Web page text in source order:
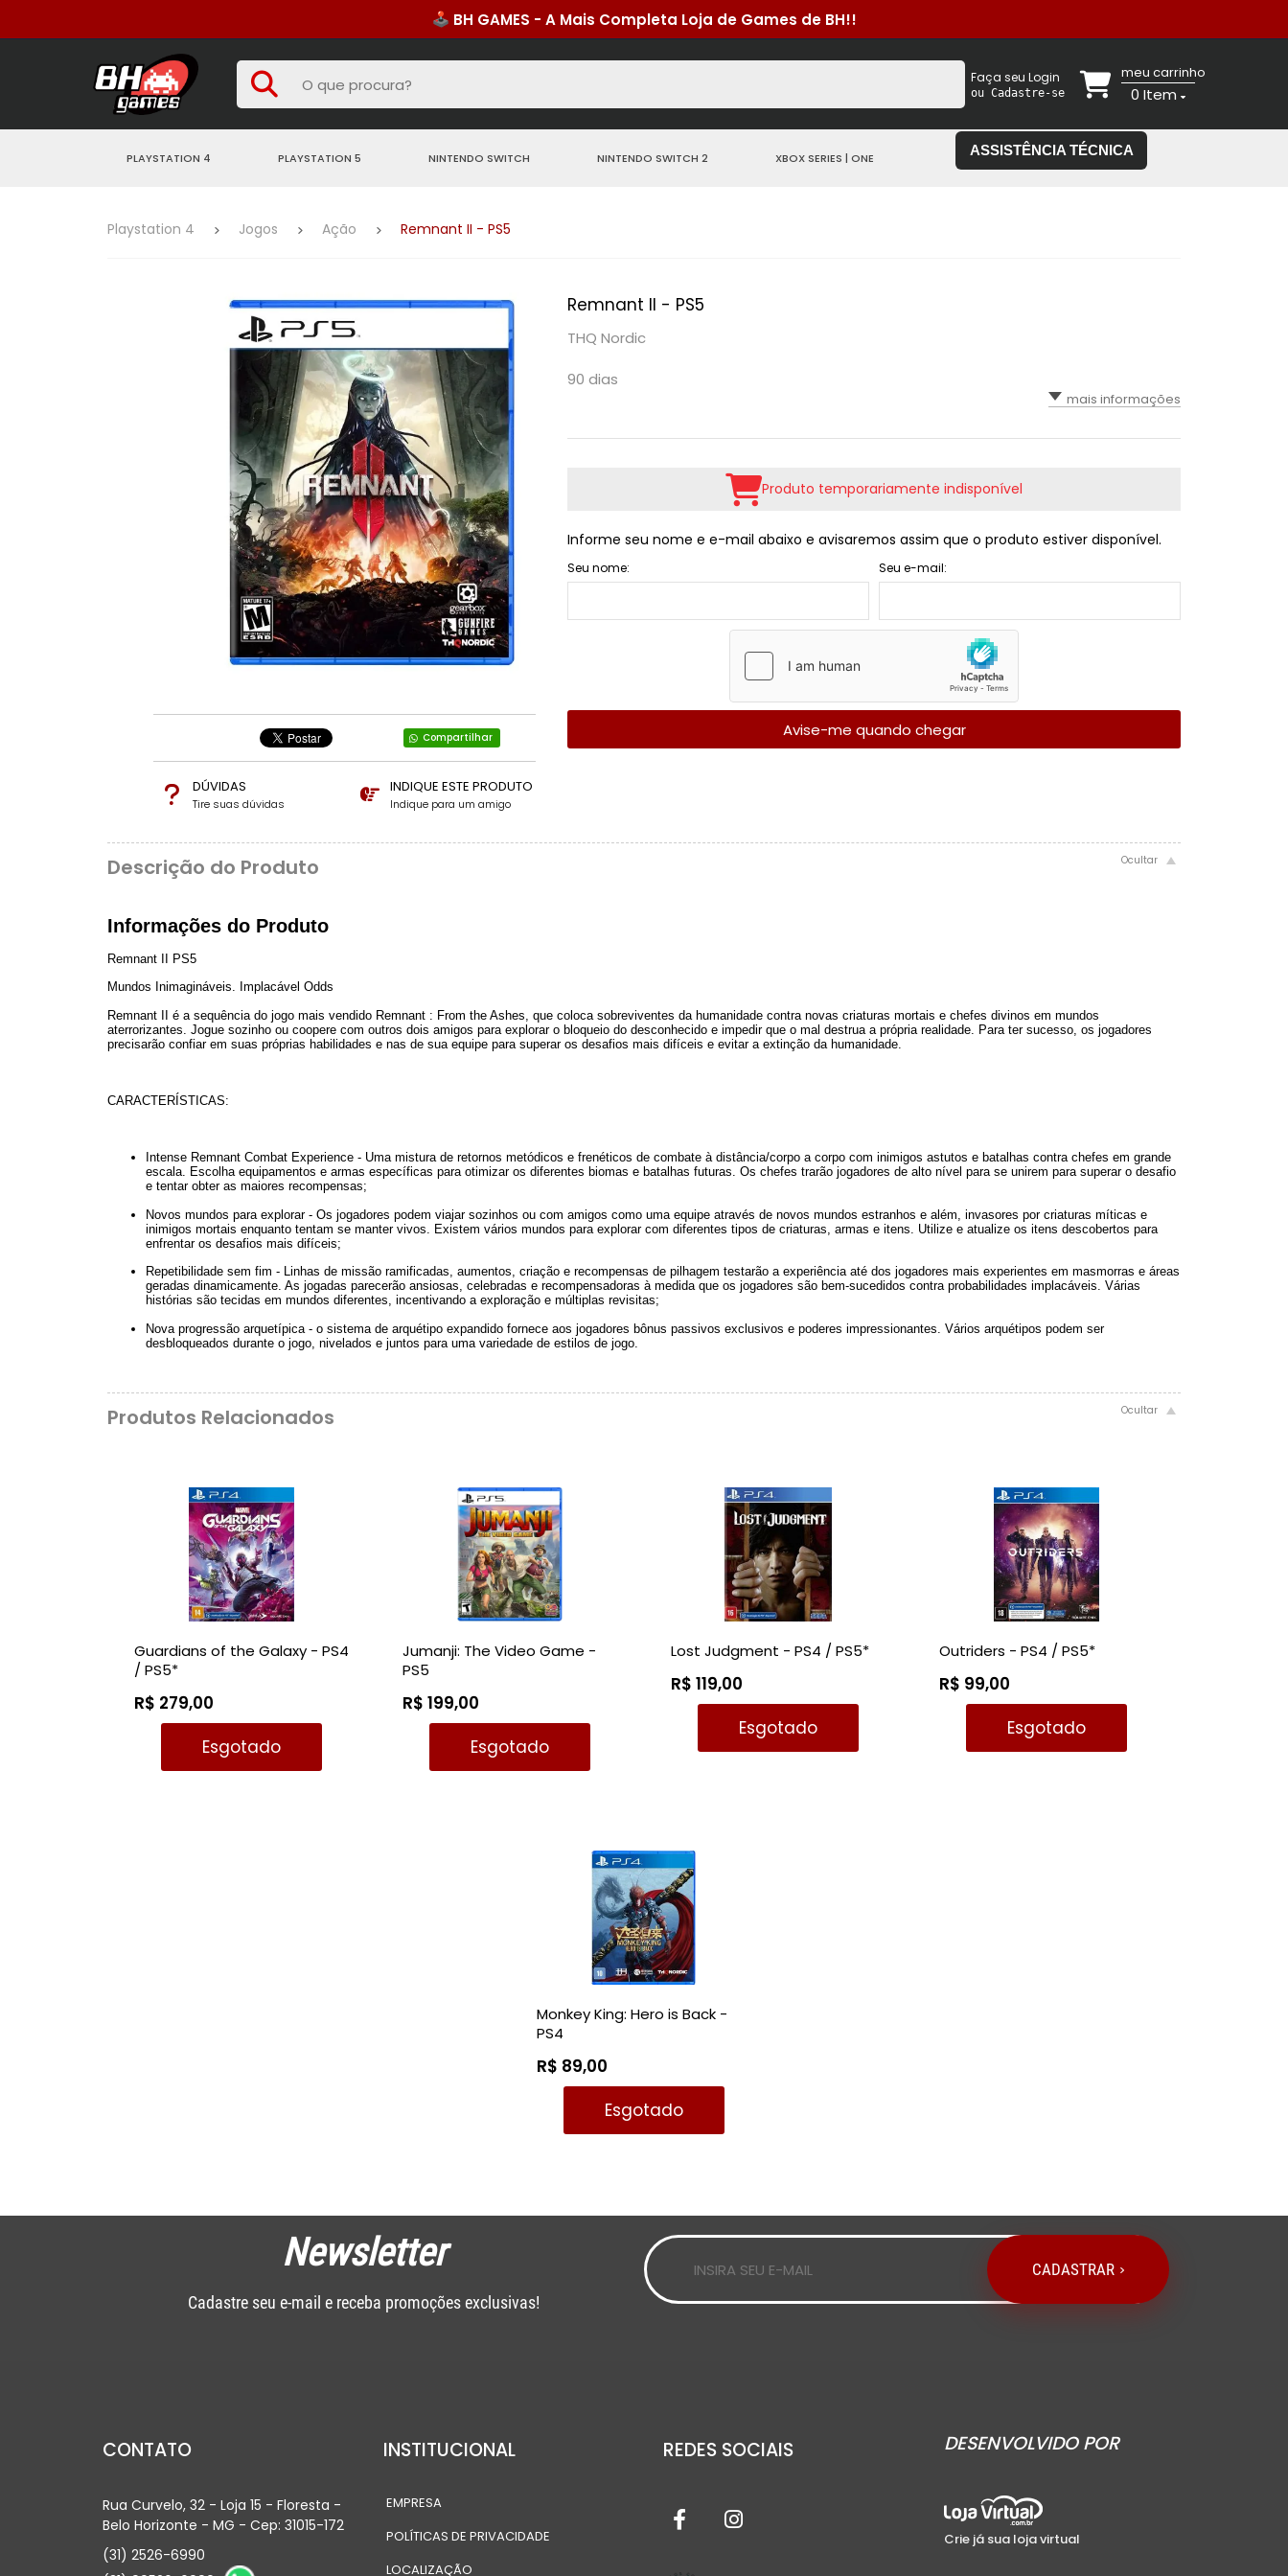
Faça seu Login
ou Cadastre-se
meu carrinho
0 Item
PLAYSTATION 4 PLAYSTATION 5 NINTENDO SWITCH NINTENDO SWITCH 2 XBOX SERIES | ONE ASSISTÊNCIA TÉCNICA
Playstation 4 Jogos Ação Remnant II - PS5
Compartilhar
DÚVIDAS
Tire suas dúvidas
INDIQUE ESTE PRODUTO
Indique para um amigo
Remnant II - PS5
THQ Nordic
90 dias
mais informações
Produto temporariamente indisponível
Informe seu nome e e-mail abaixo e avisaremos assim que o produto estiver disponível.
Seu nome: Seu e-mail:
Avise-me quando chegar
Descrição do Produto
Informações do Produto
Remnant II PS5
Mundos Inimagináveis. Implacável Odds
Remnant II é a sequência do jogo mais vendido Remnant : From the Ashes, que coloca sobreviventes da humanidade contra novas criaturas mortais e chefes divinos em mundos
aterrorizantes. Jogue sozinho ou coopere com outros dois amigos para explorar o bloqueio do desconhecido e impedir que o mal destrua a própria realidade. Para ter sucesso, os jogadores
precisarão confiar em suas próprias habilidades e nas de sua equipe para superar os desafios mais difíceis e evitar a extinção da humanidade.
CARACTERÍSTICAS:
Intense Remnant Combat Experience - Uma mistura de retornos metódicos e frenéticos de combate à distância/corpo a corpo com inimigos astutos e batalhas contra chefes em grande
escala. Escolha equipamentos e armas específicas para otimizar os diferentes biomas e batalhas futuras. Os chefes trarão jogadores de alto nível para se unirem para superar o desafio
e tentar obter as maiores recompensas;
Novos mundos para explorar - Os jogadores podem viajar sozinhos ou com amigos como uma equipe através de novos mundos estranhos e além, invasores por criaturas míticas e
inimigos mortais enquanto tentam se manter vivos. Existem vários mundos para explorar com diferentes tipos de criaturas, armas e itens. Utilize e atualize os itens descobertos para
enfrentar os desafios mais difíceis;
Repetibilidade sem fim - Linhas de missão ramificadas, aumentos, criação e recompensas de pilhagem testarão a experiência até dos jogadores mais experientes em masmorras e áreas
geradas dinamicamente. As jogadas parecerão ansiosas, celebradas e recompensadoras à medida que os jogadores são bem-sucedidos contra probabilidades implacáveis. Várias
histórias são tecidas em mundos diferentes, incentivando a exploração e múltiplas revisitas;
Nova progressão arquetípica - o sistema de arquétipo expandido fornece aos jogadores bônus passivos exclusivos e poderes impressionantes. Vários arquétipos podem ser
desbloqueados durante o jogo, nivelados e juntos para uma variedade de estilos de jogo.
Produtos Relacionados
Guardians of the Galaxy - PS4
/ PS5*
R$ 279,00
Esgotado
Jumanji: The Video Game -
PS5
R$ 199,00
Esgotado
Lost Judgment - PS4 / PS5*
R$ 119,00
Esgotado
Outriders - PS4 / PS5*
R$ 99,00
Esgotado
Monkey King: Hero is Back -
PS4
R$ 89,00
Esgotado
Newsletter
Cadastre seu e-mail e receba promoções exclusivas!
CADASTRAR
CONTATO
Rua Curvelo, 32 - Loja 15 - Floresta -
Belo Horizonte - MG - Cep: 31015-172
(31) 2526-6990
INSTITUCIONAL
EMPRESA
POLÍTICAS DE PRIVACIDADE
LOCALIZAÇÃO
REDES SOCIAIS DESENVOLVIDO POR
Crie já sua loja virtual